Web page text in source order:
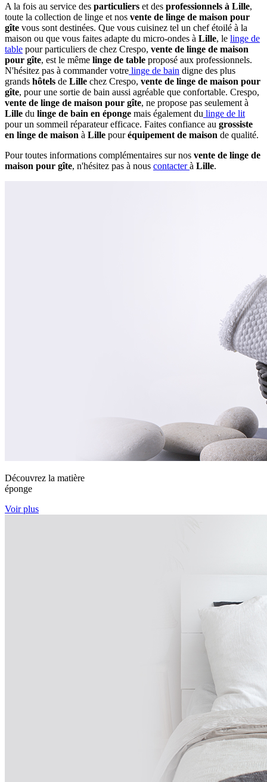
A la fois au service des particuliers et des professionnels à Lille,
toute la collection de linge et nos vente de linge de maison pour
gîte vous sont destinées. Que vous cuisinez tel un chef étoilé à la
maison ou que vous faites adapte du micro-ondes à Lille, le linge de
table pour particuliers de chez Crespo, vente de linge de maison
pour gîte, est le même linge de table proposé aux professionnels.
N'hésitez pas à commander votre linge de bain digne des plus
grands hôtels de Lille chez Crespo, vente de linge de maison pour
gîte, pour une sortie de bain aussi agréable que confortable. Crespo,
vente de linge de maison pour gîte, ne propose pas seulement à
Lille du linge de bain en éponge mais également du linge de lit
pour un sommeil réparateur efficace. Faites confiance au grossiste
en linge de maison à Lille pouréquipement de maison de qualité.
Pour toutes informations complémentaires sur nos vente de linge de
maison pour gîte, n'hésitez pas à nous contacterà Lille.
Découvrez la matière
éponge
Voir plus